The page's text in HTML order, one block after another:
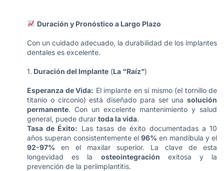
Duración y Pronóstico a Largo Plazo
Con un cuidado adecuado, la durabilidad de los implantes
dentales es excelente.
1. Duración del Implante (La “Raíz”)
Esperanza de Vida: El implante en sí mismo (el tornillo de
titanio o circonio) está diseñado para ser una solución
permanente. Con un excelente mantenimiento y salud
general, puede durar toda la vida.
Tasa de Éxito: Las tasas de éxito documentadas a 10
años superan consistentemente el 96% en mandíbula y el
92-97% en el maxilar superior. La clave de esta
longevidad es la osteointegración exitosa y la
prevención de la periimplantitis.